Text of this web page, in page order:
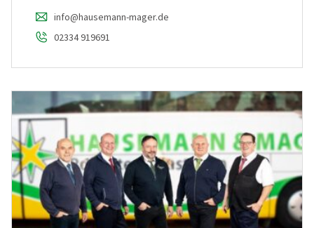
info@hausemann-mager.de
02334 919691